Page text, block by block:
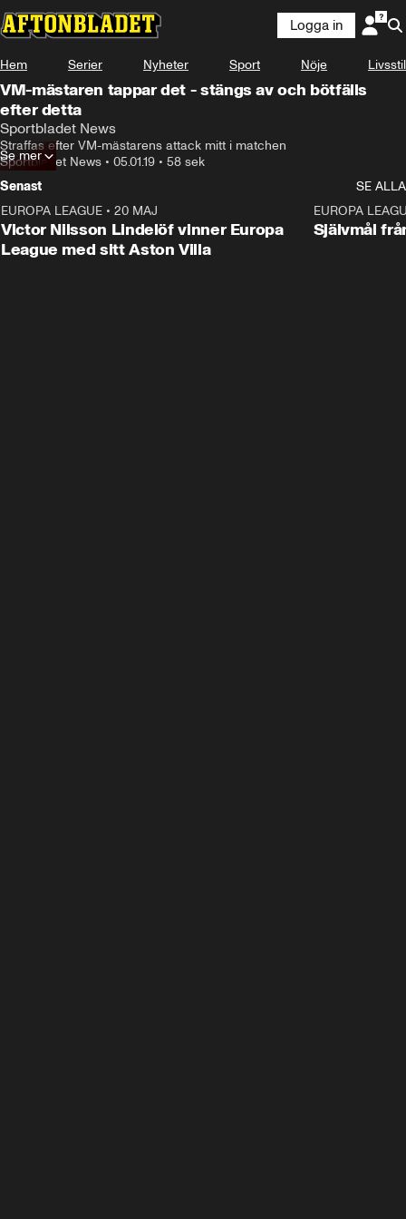
Logga in
Hem Serier Nyheter Sport Nöje Livsstil
VM-mästaren tappar det - stängs av och bötfälls
efter detta
Sportbladet News
Straffas efter VM-mästarens attack mitt i matchen
Sportbladet News • 05.01.19 • 58 sek
Se mer
Senast
SE ALLA
EUROPA LEAGUE • 20 MAJ
Victor Nilsson Lindelöf vinner Europa
League med sitt Aston Villa
EUROPA
Självmål